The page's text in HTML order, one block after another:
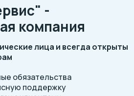
-
компания
лица и всегда открыты
обязательства
поддержку